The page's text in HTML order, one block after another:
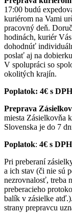
17:00 budú
kuriérom na Vami
pracovný deň.
hodinách, kuriér
dohodnúť
poslať aj na
V spolupráci so
okolitých krajín.
Poplatok: 4€ s
Preprava
miesta Zásielkovňa
Slovenska je do 7
Poplatok: 4€ s
Pri preberaní
a ich stav (či nie sú
nezrovnalosť, treba
preberacieho
balík v zásielke
strany prepravcu